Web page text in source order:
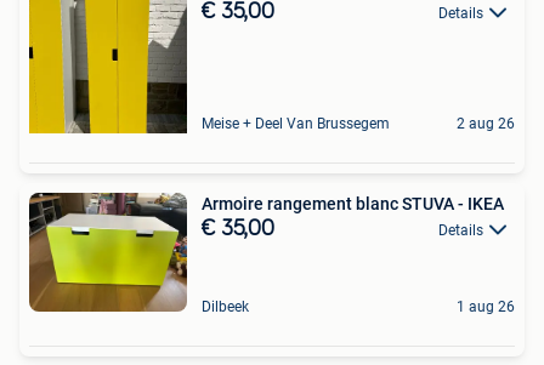
€ 35,00 Details
Meise + Deel Van Brussegem 2 aug 26
Armoire rangement blanc STUVA - IKEA
€ 35,00 Details
Dilbeek 1 aug 26